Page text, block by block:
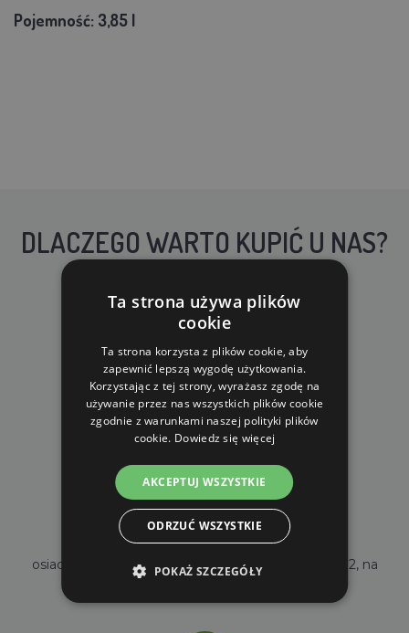
Pojemność: 3,85 l
DLACZEGO WARTO KUPIĆ U NAS?
DARMOWA WYSYŁKA
dla zamówień od 690 zł z VAT
WŁASNY MAGAZYN
osiadamy własny magazyn o powierzchni 2000m2, na
Ta strona używa plików
cookie
Ta strona korzysta z plików cookie, aby
zapewnić lepszą wygodę użytkowania.
Korzystając z tej strony, wyrażasz zgodę na
używanie przez nas wszystkich plików cookie
zgodnie z warunkami naszej polityki plików
cookie. Dowiedz się więcej
AKCEPTUJ WSZYSTKIE
ODRZUĆ WSZYSTKIE
POKAŻ SZCZEGÓŁY